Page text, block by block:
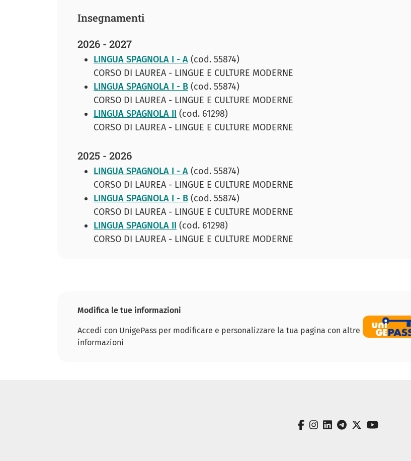
Insegnamenti
2026 - 2027
LINGUA SPAGNOLA I - A (cod. 55874)
CORSO DI LAUREA - LINGUE E CULTURE MODERNE
LINGUA SPAGNOLA I - B (cod. 55874)
CORSO DI LAUREA - LINGUE E CULTURE MODERNE
LINGUA SPAGNOLA II (cod. 61298)
CORSO DI LAUREA - LINGUE E CULTURE MODERNE
2025 - 2026
LINGUA SPAGNOLA I - A (cod. 55874)
CORSO DI LAUREA - LINGUE E CULTURE MODERNE
LINGUA SPAGNOLA I - B (cod. 55874)
CORSO DI LAUREA - LINGUE E CULTURE MODERNE
LINGUA SPAGNOLA II (cod. 61298)
CORSO DI LAUREA - LINGUE E CULTURE MODERNE
Modifica le tue informazioni
Accedi con UnigePass per modificare e personalizzare la tua pagina con altre
informazioni
facebook
instagram
linkedin
telegram
twitteryoutube